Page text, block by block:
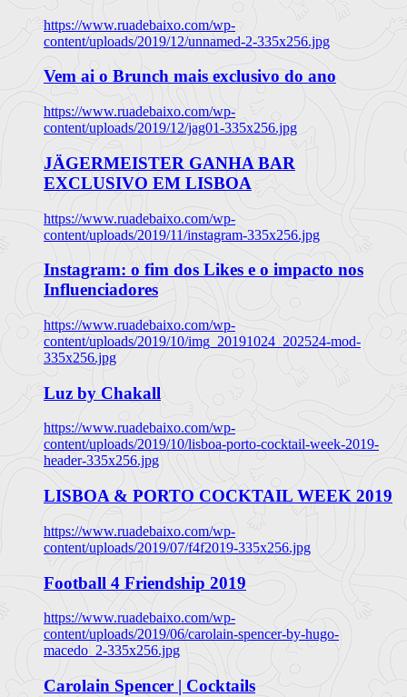
https://www.ruadebaixo.com/wp-
content/uploads/2019/12/unnamed-2-335x256.jpg
Vem ai o Brunch mais exclusivo do ano
https://www.ruadebaixo.com/wp-
content/uploads/2019/12/jag01-335x256.jpg
JÄGERMEISTER GANHA BAR
EXCLUSIVO EM LISBOA
https://www.ruadebaixo.com/wp-
content/uploads/2019/11/instagram-335x256.jpg
Instagram: o fim dos Likes e o impacto nos
Influenciadores
https://www.ruadebaixo.com/wp-
content/uploads/2019/10/img_20191024_202524-mod-
335x256.jpg
Luz by Chakall
https://www.ruadebaixo.com/wp-
content/uploads/2019/10/lisboa-porto-cocktail-week-2019-
header-335x256.jpg
LISBOA & PORTO COCKTAIL WEEK 2019
https://www.ruadebaixo.com/wp-
content/uploads/2019/07/f4f2019-335x256.jpg
Football 4 Friendship 2019
https://www.ruadebaixo.com/wp-
content/uploads/2019/06/carolain-spencer-by-hugo-
macedo_2-335x256.jpg
Carolain Spencer | Cocktails